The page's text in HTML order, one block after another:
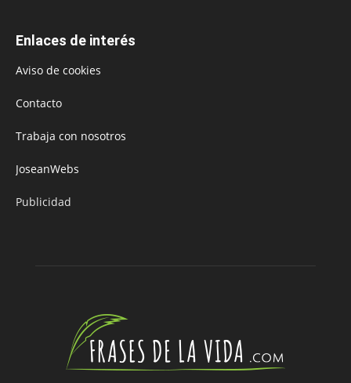
Enlaces de interés
Aviso de cookies
Contacto
Trabaja con nosotros
JoseanWebs
Publicidad